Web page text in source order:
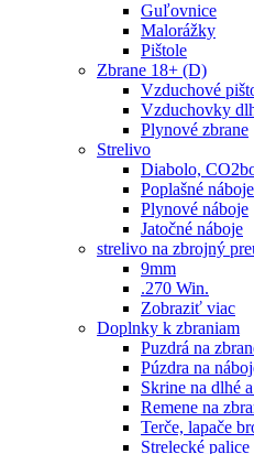
Guľovnice
Malorážky
Pištole
Zbrane 18+ (D)
Vzduchové
Vzduchovky
Plynové zbrane
Strelivo
Diabolo,
Poplašné náboje
Plynové náboje
Jatočné náboje
strelivo na zbrojný
9mm
.270 Win.
Zobraziť viac
Doplnky k zbraniam
Puzdrá na
Púzdra na
Skrine na dlhé
Remene na
Terče, lapače
Strelecké palice